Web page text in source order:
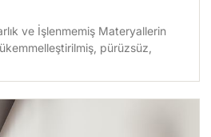
ve İşlenmemiş Materyallerin
pürüzsüz,